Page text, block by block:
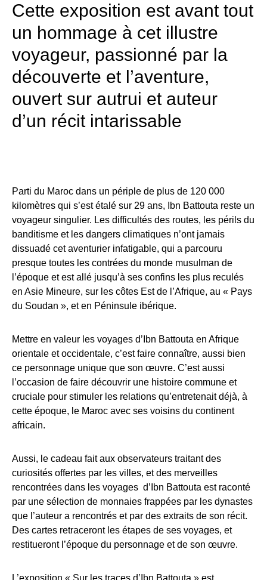
Cette exposition est avant tout
un hommage à cet illustre
voyageur, passionné par la
découverte et l’aventure,
ouvert sur autrui et auteur
d’un récit intarissable
Parti du Maroc dans un périple de plus de 120 000
kilomètres qui s’est étalé sur 29 ans, Ibn Battouta reste un
voyageur singulier. Les difficultés des routes, les périls du
banditisme et les dangers climatiques n’ont jamais
dissuadé cet aventurier infatigable, qui a parcouru
presque toutes les contrées du monde musulman de
l’époque et est allé jusqu’à ses confins les plus reculés
en Asie Mineure, sur les côtes Est de l’Afrique, au « Pays
du Soudan », et en Péninsule ibérique.
Mettre en valeur les voyages d’Ibn Battouta en Afrique
orientale et occidentale, c’est faire connaître, aussi bien
ce personnage unique que son œuvre. C’est aussi
l’occasion de faire découvrir une histoire commune et
cruciale pour stimuler les relations qu’entretenait déjà, à
cette époque, le Maroc avec ses voisins du continent
africain.
Aussi, le cadeau fait aux observateurs traitant des
curiosités offertes par les villes, et des merveilles
rencontrées dans les voyages d’Ibn Battouta est raconté
par une sélection de monnaies frappées par les dynastes
que l’auteur a rencontrés et par des extraits de son récit.
Des cartes retraceront les étapes de ses voyages, et
restitueront l’époque du personnage et de son œuvre.
L’exposition « Sur les traces d’Ibn Battouta » est